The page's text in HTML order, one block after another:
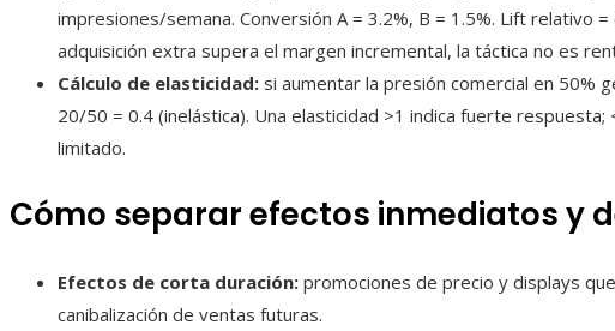
impresiones/semana. Conversión A = 3.2%, B = 1.5%. Lift relativo
adquisición extra supera el margen incremental, la táctica no es
Cálculo de elasticidad: si aumentar la presión comercial en 50%
20/50 = 0.4 (inelástica). Una elasticidad >1 indica fuerte
limitado.
Cómo separar efectos inmediatos y
Efectos de corta duración: promociones de precio y displays
canibalización de ventas futuras.